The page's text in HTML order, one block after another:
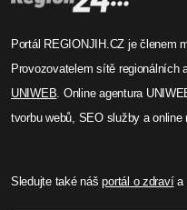
Portál REGIONJIH.CZ je členem
Provozovatelem sítě regionálních
UNIWEB . Online agentura
tvorbu webů, SEO služby a online
Sledujte také nášportál o zdravía